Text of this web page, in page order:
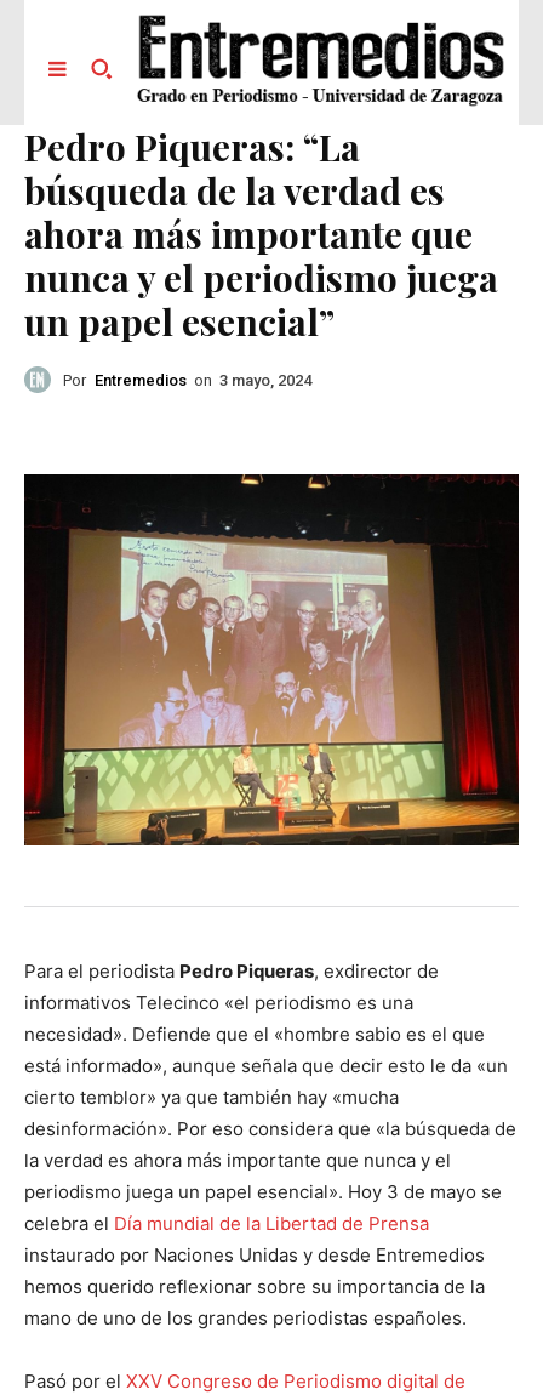
Pedro Piqueras: “La
búsqueda de la verdad es
ahora más importante que
nunca y el periodismo juega
un papel esencial”
Por Entremedios on 3 mayo, 2024
Para el periodista Pedro Piqueras, exdirector de
informativos Telecinco «el periodismo es una
necesidad». Defiende que el «hombre sabio es el que
está informado», aunque señala que decir esto le da «un
cierto temblor» ya que también hay «mucha
desinformación». Por eso considera que «la búsqueda de
la verdad es ahora más importante que nunca y el
periodismo juega un papel esencial». Hoy 3 de mayo se
celebra el Día mundial de la Libertad de Prensa
instaurado por Naciones Unidas y desde Entremedios
hemos querido reflexionar sobre su importancia de la
mano de uno de los grandes periodistas españoles.
Pasó por el XXV Congreso de Periodismo digital de